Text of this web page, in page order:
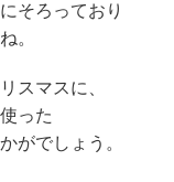
そろっており
。
スマスに、
った
がでしょう。